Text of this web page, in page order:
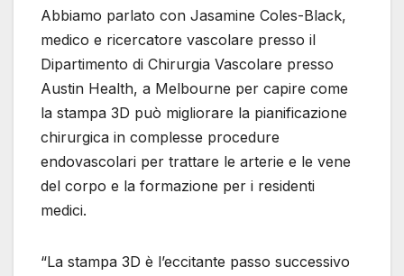
Abbiamo parlato con Jasamine Coles-Black,
medico e ricercatore vascolare presso il
Dipartimento di Chirurgia Vascolare presso
Austin Health, a Melbourne per capire come
la stampa 3D può migliorare la pianificazione
chirurgica in complesse procedure
endovascolari per trattare le arterie e le vene
del corpo e la formazione per i residenti
medici.
“La stampa 3D è l’eccitante passo successivo